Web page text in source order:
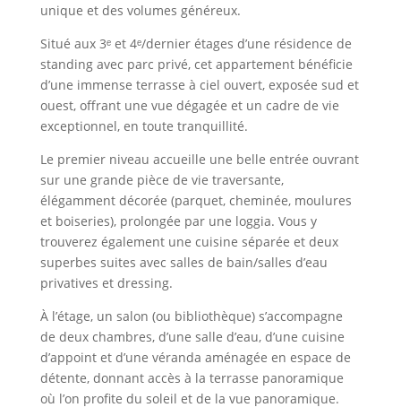
unique et des volumes généreux.
Situé aux 3ᵉ et 4ᵉ/dernier étages d’une résidence de
standing avec parc privé, cet appartement bénéficie
d’une immense terrasse à ciel ouvert, exposée sud et
ouest, offrant une vue dégagée et un cadre de vie
exceptionnel, en toute tranquillité.
Le premier niveau accueille une belle entrée ouvrant
sur une grande pièce de vie traversante,
élégamment décorée (parquet, cheminée, moulures
et boiseries), prolongée par une loggia. Vous y
trouverez également une cuisine séparée et deux
superbes suites avec salles de bain/salles d’eau
privatives et dressing.
À l’étage, un salon (ou bibliothèque) s’accompagne
de deux chambres, d’une salle d’eau, d’une cuisine
d’appoint et d’une véranda aménagée en espace de
détente, donnant accès à la terrasse panoramique
où l’on profite du soleil et de la vue panoramique.